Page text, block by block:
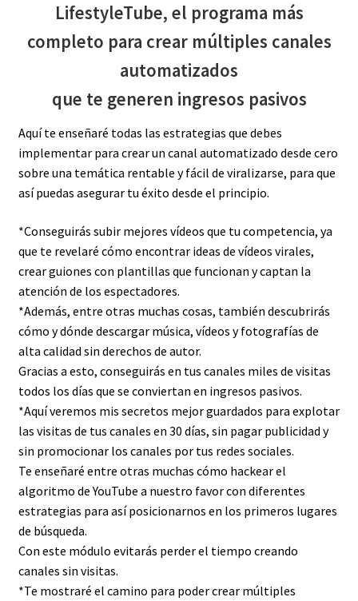
LifestyleTube, el programa más
completo para crear múltiples canales
automatizados
que te generen ingresos pasivos
Aquí te enseñaré todas las estrategias que debes
implementar para crear un canal automatizado desde cero
sobre una temática rentable y fácil de viralizarse, para que
así puedas asegurar tu éxito desde el principio.
*Conseguirás subir mejores vídeos que tu competencia, ya
que te revelaré cómo encontrar ideas de vídeos virales,
crear guiones con plantillas que funcionan y captan la
atención de los espectadores.
*Además, entre otras muchas cosas, también descubrirás
cómo y dónde descargar música, vídeos y fotografías de
alta calidad sin derechos de autor.
Gracias a esto, conseguirás en tus canales miles de visitas
todos los días que se conviertan en ingresos pasivos.
*Aquí veremos mis secretos mejor guardados para explotar
las visitas de tus canales en 30 días, sin pagar publicidad y
sin promocionar los canales por tus redes sociales.
Te enseñaré entre otras muchas cómo hackear el
algoritmo de YouTube a nuestro favor con diferentes
estrategias para así posicionarnos en los primeros lugares
de búsqueda.
Con este módulo evitarás perder el tiempo creando
canales sin visitas.
*Te mostraré el camino para poder crear múltiples